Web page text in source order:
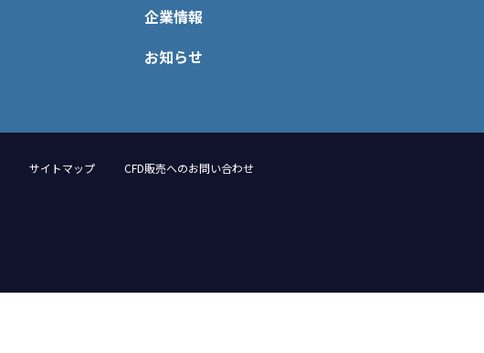
企業情報
お知らせ
サイトマップ CFD販売へのお問い合わせ